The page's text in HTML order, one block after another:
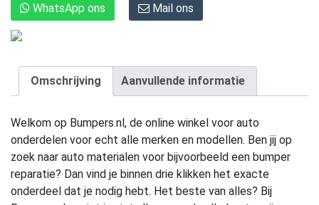
WhatsApp ons Mail ons
Omschrijving Aanvullende informatie
Welkom op Bumpers.nl, de online winkel voor auto
onderdelen voor echt alle merken en modellen. Ben jij op
zoek naar auto materialen voor bijvoorbeeld een bumper
reparatie? Dan vind je binnen drie klikken het exacte
onderdeel dat je nodig hebt. Het beste van alles? Bij